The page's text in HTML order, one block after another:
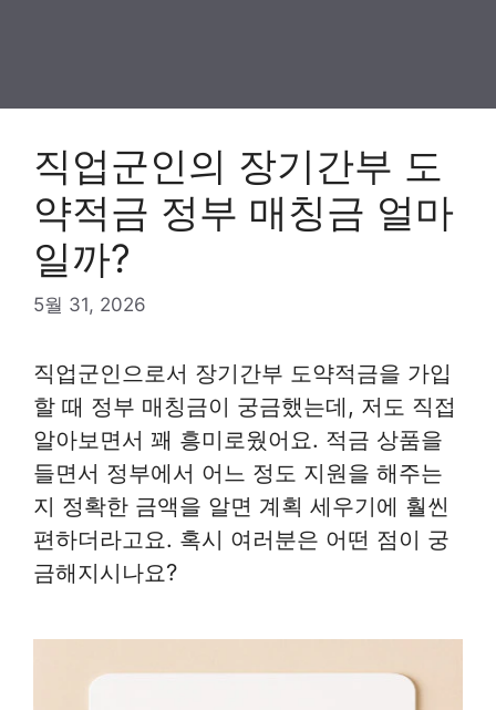
직업군인의 장기간부 도
약적금 정부 매칭금 얼마
일까?
5월 31, 2026
직업군인으로서 장기간부 도약적금을 가입
할 때 정부 매칭금이 궁금했는데, 저도 직접
알아보면서 꽤 흥미로웠어요. 적금 상품을
들면서 정부에서 어느 정도 지원을 해주는
지 정확한 금액을 알면 계획 세우기에 훨씬
편하더라고요. 혹시 여러분은 어떤 점이 궁
금해지시나요?